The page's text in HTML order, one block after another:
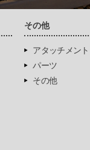
その他
アタッチメント
パーツ
その他